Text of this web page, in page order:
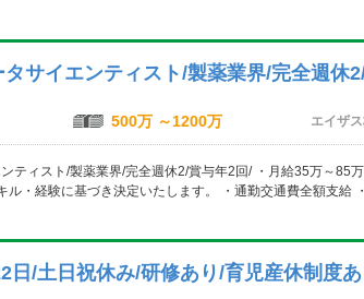
タサイエンティスト/製薬業界/完全週休
500万 ～1200万 エイザ
ンティスト/製薬業界/完全週休2/賞与年2回/ ・月給35万～85
ル・経験に基づき決定いたします。 ・通勤交通費全額支給
日/土日祝休み/研修あり/育児産休制度